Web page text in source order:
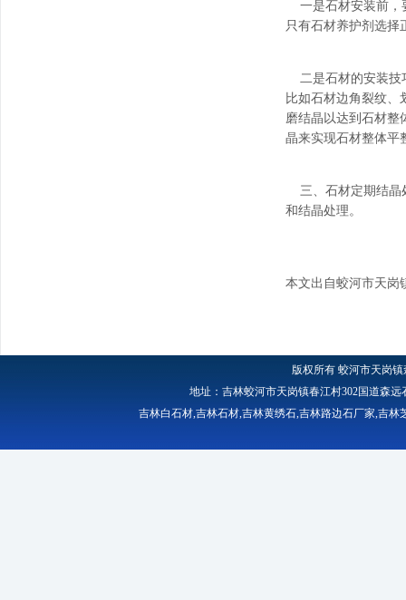
一是石材安装前，
只有石材养护剂选择
二是石材的安装技
比如石材边角裂纹、
磨结晶以达到石材整
晶来实现石材整体平
三、石材定期结晶
和结晶处理。
本文出自蛟河市天岗
版权所有蛟河市天岗
地址：吉林蛟河市天岗镇春江村302国道森远
吉林白石材,吉林石材,吉林黄绣石,吉林路边石厂家,吉林